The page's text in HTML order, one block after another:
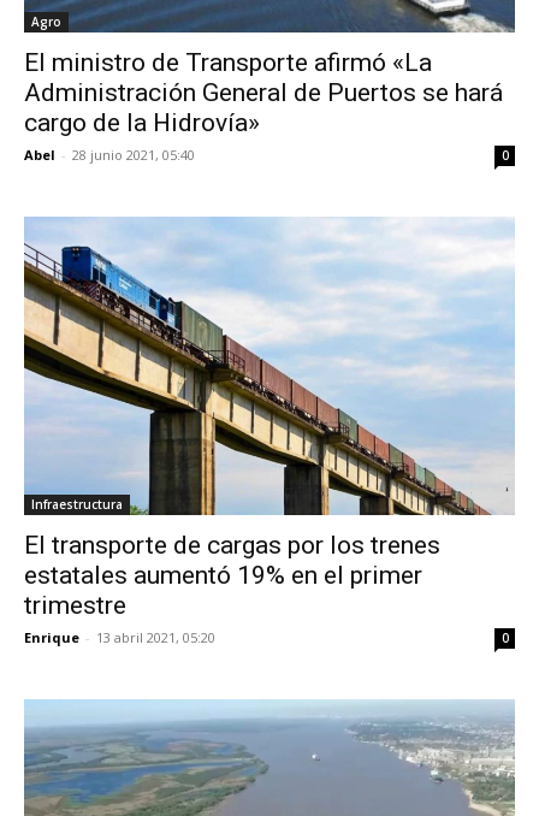
Agro
El ministro de Transporte afirmó «La
Administración General de Puertos se hará
cargo de la Hidrovía»
Abel - 28 junio 2021, 05:40 0
Infraestructura
El transporte de cargas por los trenes
estatales aumentó 19% en el primer
trimestre
Enrique - 13 abril 2021, 05:20 0